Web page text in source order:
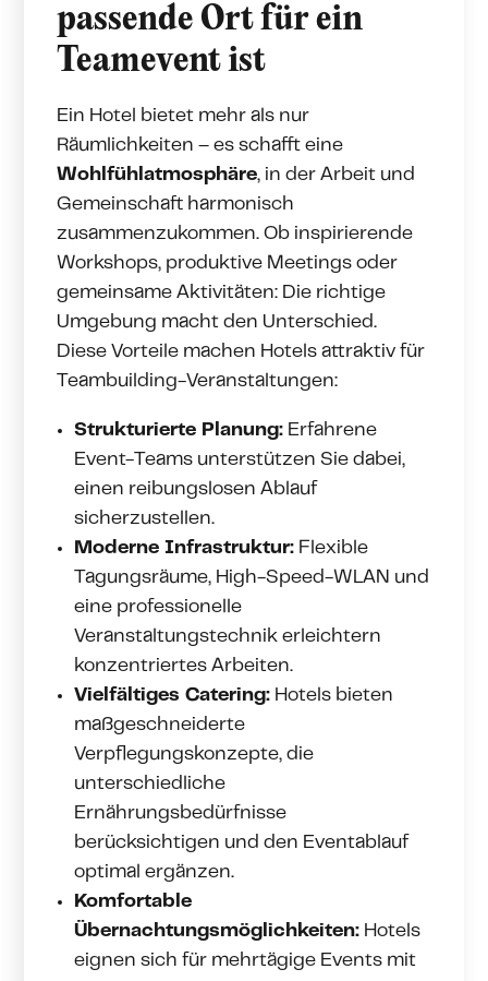
passende Ort für ein
Teamevent ist
Ein Hotel bietet mehr als nur
Räumlichkeiten – es schafft eine
Wohlfühlatmosphäre, in der Arbeit und
Gemeinschaft harmonisch
zusammenzukommen. Ob inspirierende
Workshops, produktive Meetings oder
gemeinsame Aktivitäten: Die richtige
Umgebung macht den Unterschied.
Diese Vorteile machen Hotels attraktiv für
Teambuilding-Veranstaltungen:
Strukturierte Planung: Erfahrene
Event-Teams unterstützen Sie dabei,
einen reibungslosen Ablauf
sicherzustellen.
Moderne Infrastruktur: Flexible
Tagungsräume, High-Speed-WLAN und
eine professionelle
Veranstaltungstechnik erleichtern
konzentriertes Arbeiten.
Vielfältiges Catering: Hotels bieten
maßgeschneiderte
Verpflegungskonzepte, die
unterschiedliche
Ernährungsbedürfnisse
berücksichtigen und den Eventablauf
optimal ergänzen.
Komfortable
Übernachtungsmöglichkeiten: Hotels
eignen sich für mehrtägige Events mit